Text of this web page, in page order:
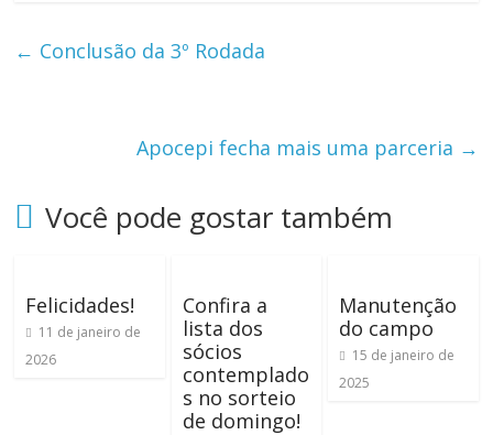
← Conclusão da 3º Rodada
Apocepi fecha mais uma parceria →
Você pode gostar também
Felicidades!
11 de janeiro de
2026
Confira a
lista dos
sócios
contemplado
s no sorteio
de domingo!
Manutenção
do campo
15 de janeiro de
2025